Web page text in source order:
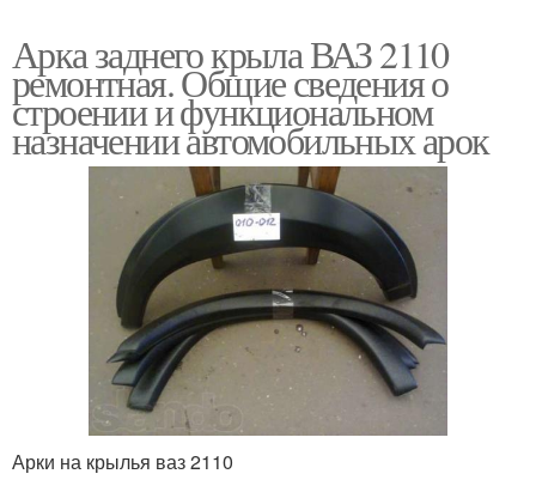
Арка заднего крыла ВАЗ 2110
ремонтная. Общие сведения о
строении и функциональном
назначении автомобильных арок
Арки на крылья ваз 2110